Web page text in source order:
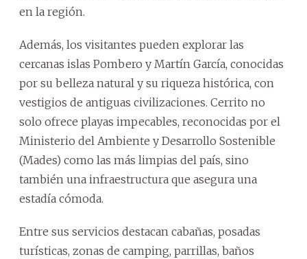
en la región.
Además, los visitantes pueden explorar las
cercanas islas Pombero y Martín García, conocidas
por su belleza natural y su riqueza histórica, con
vestigios de antiguas civilizaciones. Cerrito no
solo ofrece playas impecables, reconocidas por el
Ministerio del Ambiente y Desarrollo Sostenible
(Mades) como las más limpias del país, sino
también una infraestructura que asegura una
estadía cómoda.
Entre sus servicios destacan cabañas, posadas
turísticas, zonas de camping, parrillas, baños